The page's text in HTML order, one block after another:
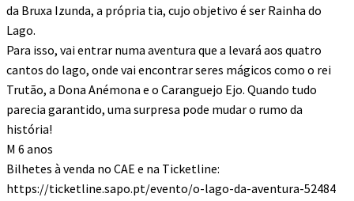
da Bruxa Izunda, a própria tia, cujo objetivo é ser Rainha do
Lago.
Para isso, vai entrar numa aventura que a levará aos quatro
cantos do lago, onde vai encontrar seres mágicos como o rei
Trutão, a Dona Anémona e o Caranguejo Ejo. Quando tudo
parecia garantido, uma surpresa pode mudar o rumo da
história!
M 6 anos
Bilhetes à venda no CAE e na Ticketline:
https://ticketline.sapo.pt/evento/o-lago-da-aventura-52484